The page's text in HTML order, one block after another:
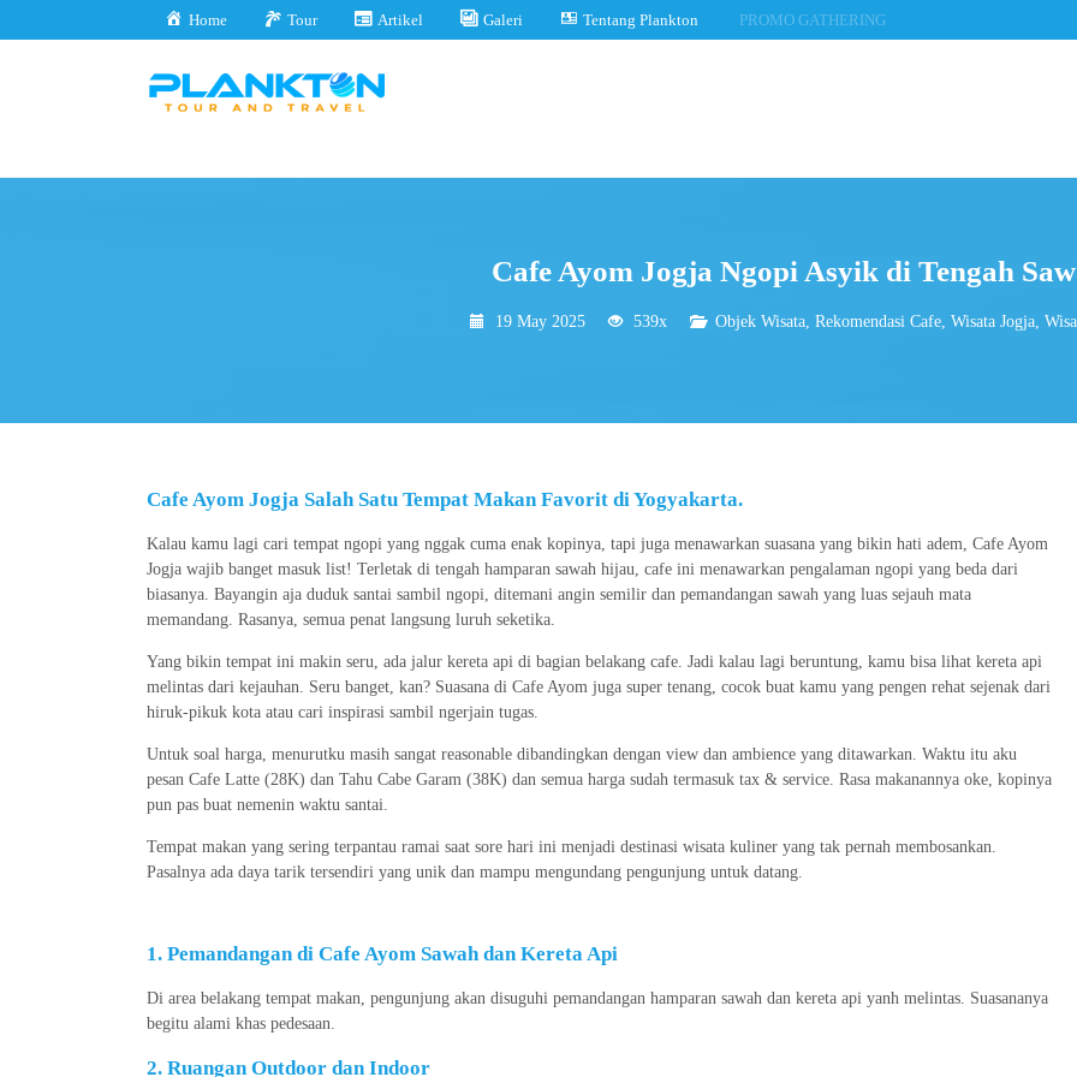
Home Tour Artikel Galeri Tentang Plankton PROMO GATHERING
Cafe Ayom Jogja Ngopi Asyik di Tengah
19 May 2025 539x Objek Wisata Rekomendasi Cafe Wisata Jogja
Cafe Ayom Jogja Salah Satu Tempat Makan Favorit di Yogyakarta.
Kalau kamu lagi cari tempat ngopi yang nggak cuma enak kopinya, tapi juga menawarkan suasana yang bikin hati adem, Cafe Ayom
Jogja wajib banget masuk list! Terletak di tengah hamparan sawah hijau, cafe ini menawarkan pengalaman ngopi yang beda dari
biasanya. Bayangin aja duduk santai sambil ngopi, ditemani angin semilir dan pemandangan sawah yang luas sejauh mata
memandang. Rasanya, semua penat langsung luruh seketika.
Yang bikin tempat ini makin seru, ada jalur kereta api di bagian belakang cafe. Jadi kalau lagi beruntung, kamu bisa lihat kereta api
melintas dari kejauhan. Seru banget, kan? Suasana di Cafe Ayom juga super tenang, cocok buat kamu yang pengen rehat sejenak dari
hiruk-pikuk kota atau cari inspirasi sambil ngerjain tugas.
Untuk soal harga, menurutku masih sangat reasonable dibandingkan dengan view dan ambience yang ditawarkan. Waktu itu aku
pesan Cafe Latte (28K) dan Tahu Cabe Garam (38K) dan semua harga sudah termasuk tax & service. Rasa makanannya oke, kopinya
pun pas buat nemenin waktu santai.
Tempat makan yang sering terpantau ramai saat sore hari ini menjadi destinasi wisata kuliner yang tak pernah membosankan.
Pasalnya ada daya tarik tersendiri yang unik dan mampu mengundang pengunjung untuk datang.
1. Pemandangan di Cafe Ayom Sawah dan Kereta Api
Di area belakang tempat makan, pengunjung akan disuguhi pemandangan hamparan sawah dan kereta api yanh melintas. Suasananya
begitu alami khas pedesaan.
2. Ruangan Outdoor dan Indoor